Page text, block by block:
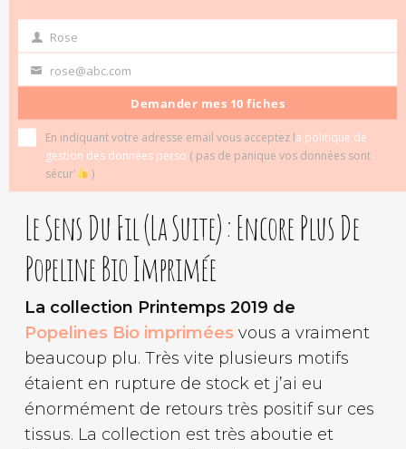
Le Sens Du Fil (la Suite) : Encore Plus De
Popeline Bio Imprimée
La collection Printemps 2019 de
Popelines Bio imprimées vous a vraiment
beaucoup plu. Très vite plusieurs motifs
étaient en rupture de stock et j’ai eu
énormément de retours très positif sur ces
tissus. La collection est très aboutie et
first
name
Rose
Your
email
rose@abc.com
Demander mes 10 fiches
En indiquant votre adresse email vous acceptez la politique de
gestion des données perso ( pas de panique vos données sont
sécur'
)